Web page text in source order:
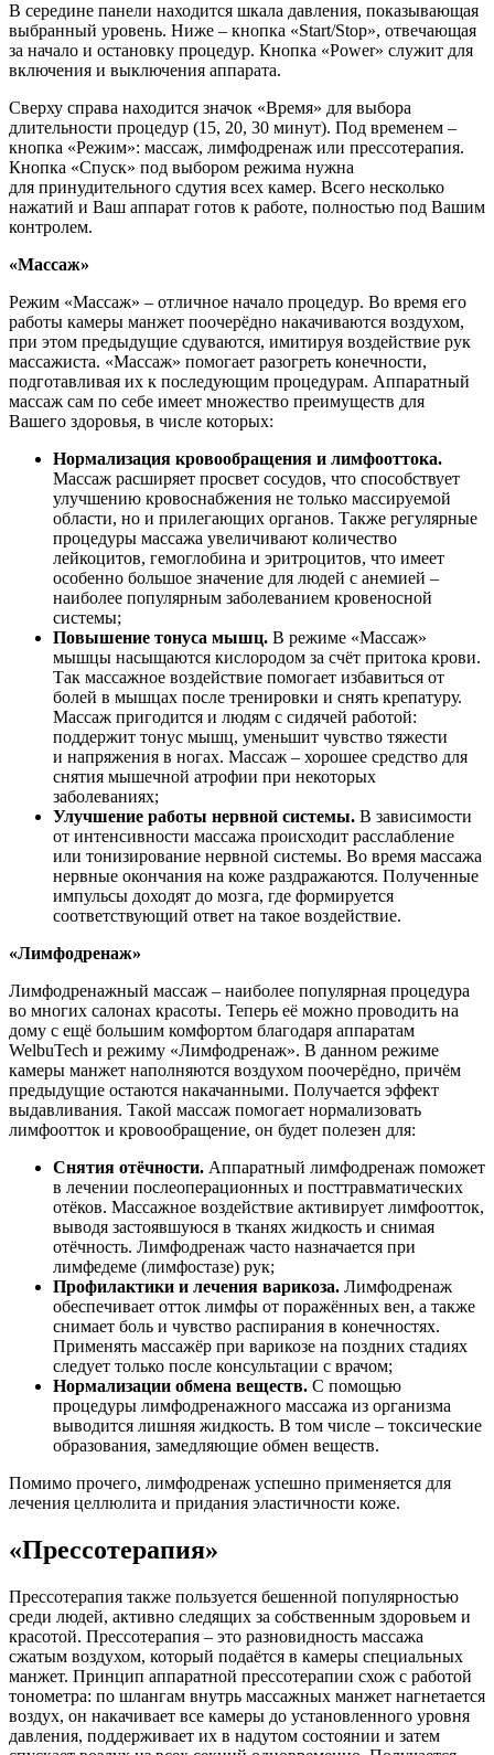
В середине панели находится шкала давления, показывающая
выбранный уровень. Ниже – кнопка «Start/Stop», отвечающая
за начало и остановку процедур. Кнопка «Power» служит для
включения и выключения аппарата.
Сверху справа находится значок «Время» для выбора
длительности процедур (15, 20, 30 минут). Под временем –
кнопка «Режим»: массаж, лимфодренаж или прессотерапия.
Кнопка «Спуск» под выбором режима нужна
для принудительного сдутия всех камер. Всего несколько
нажатий и Ваш аппарат готов к работе, полностью под Вашим
контролем.
«Массаж»
Режим «Массаж» – отличное начало процедур. Во время его
работы камеры манжет поочерёдно накачиваются воздухом,
при этом предыдущие сдуваются, имитируя воздействие рук
массажиста. «Массаж» помогает разогреть конечности,
подготавливая их к последующим процедурам. Аппаратный
массаж сам по себе имеет множество преимуществ для
Вашего здоровья, в числе которых:
Нормализация кровообращения и лимфооттока.
Массаж расширяет просвет сосудов, что способствует
улучшению кровоснабжения не только массируемой
области, но и прилегающих органов. Также регулярные
процедуры массажа увеличивают количество
лейкоцитов, гемоглобина и эритроцитов, что имеет
особенно большое значение для людей с анемией –
наиболее популярным заболеванием кровеносной
системы;
Повышение тонуса мышц. В режиме «Массаж»
мышцы насыщаются кислородом за счёт притока крови.
Так массажное воздействие помогает избавиться от
болей в мышцах после тренировки и снять крепатуру.
Массаж пригодится и людям с сидячей работой:
поддержит тонус мышц, уменьшит чувство тяжести
и напряжения в ногах. Массаж – хорошее средство для
снятия мышечной атрофии при некоторых
заболеваниях;
Улучшение работы нервной системы. В зависимости
от интенсивности массажа происходит расслабление
или тонизирование нервной системы. Во время массажа
нервные окончания на коже раздражаются. Полученные
импульсы доходят до мозга, где формируется
соответствующий ответ на такое воздействие.
«Лимфодренаж»
Лимфодренажный массаж – наиболее популярная процедура
во многих салонах красоты. Теперь её можно проводить на
дому с ещё большим комфортом благодаря аппаратам
WelbuTech и режиму «Лимфодренаж». В данном режиме
камеры манжет наполняются воздухом поочерёдно, причём
предыдущие остаются накачанными. Получается эффект
выдавливания. Такой массаж помогает нормализовать
лимфоотток и кровообращение, он будет полезен для:
Снятия отёчности. Аппаратный лимфодренаж поможет
в лечении послеоперационных и посттравматических
отёков. Массажное воздействие активирует лимфоотток,
выводя застоявшуюся в тканях жидкость и снимая
отёчность. Лимфодренаж часто назначается при
лимфедеме (лимфостазе) рук;
Профилактики и лечения варикоза. Лимфодренаж
обеспечивает отток лимфы от поражённых вен, а также
снимает боль и чувство распирания в конечностях.
Применять массажёр при варикозе на поздних стадиях
следует только после консультации с врачом;
Нормализации обмена веществ. С помощью
процедуры лимфодренажного массажа из организма
выводится лишняя жидкость. В том числе – токсические
образования, замедляющие обмен веществ.
Помимо прочего, лимфодренаж успешно применяется для
лечения целлюлита и придания эластичности коже.
«Прессотерапия»
Прессотерапия также пользуется бешенной популярностью
среди людей, активно следящих за собственным здоровьем и
красотой. Прессотерапия – это разновидность массажа
сжатым воздухом, который подаётся в камеры специальных
манжет. Принцип аппаратной прессотерапии схож с работой
тонометра: по шлангам внутрь массажных манжет нагнетается
воздух, он накачивает все камеры до установленного уровня
давления, поддерживает их в надутом состоянии и затем